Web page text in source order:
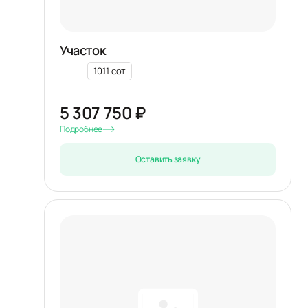
Участок
10.11 сот
5 307 750 ₽
Подробнее
Оставить заявку